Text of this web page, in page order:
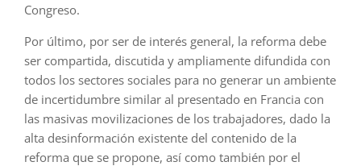
Congreso.
Por último, por ser de interés general, la reforma debe
ser compartida, discutida y ampliamente difundida con
todos los sectores sociales para no generar un ambiente
de incertidumbre similar al presentado en Francia con
las masivas movilizaciones de los trabajadores, dado la
alta desinformación existente del contenido de la
reforma que se propone, así como también por el